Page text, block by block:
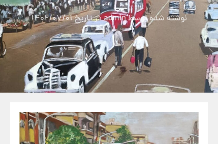
نوشته شده توسطadminدر تاریخ1402/07/01